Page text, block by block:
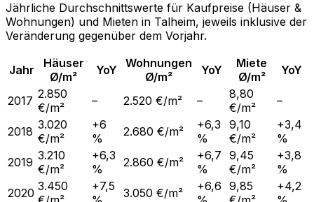
Jährliche Durchschnittswerte für Kaufpreise (Häuser &
Wohnungen) und Mieten in Talheim, jeweils inklusive der
Veränderung gegenüber dem Vorjahr.
Jahr
Häuser
Ø/m²
YoY
Wohnungen
Ø/m²
YoY
Miete
Ø/m²
YoY
2017 2.850
€/m²
– 2.520 €/m² –
8,80
€/m²
–
2018 3.020
€/m²
+6
%
2.680 €/m²
+6,3
%
9,10
€/m²
+3,4
%
2019 3.210
€/m²
+6,3
%
2.860 €/m²
+6,7
%
9,45
€/m²
+3,8
%
2020 3.450
+7,5
3.050 €/m²
+6,6 9,85
+4,2